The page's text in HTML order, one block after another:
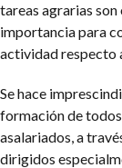
tareas agrarias
importancia para
actividad respecto
Se hace
formación de
asalariados, a
dirigidos